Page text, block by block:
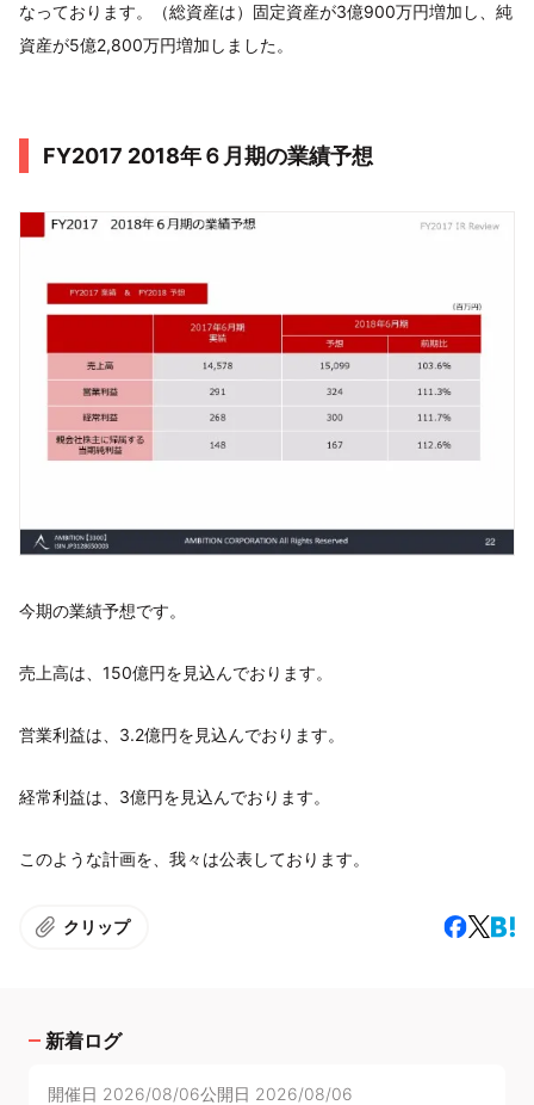
なっております。（総資産は）固定資産が3億900万円増加し、純
資産が5億2,800万円増加しました。
FY2017 2018年６月期の業績予想
今期の業績予想です。
売上高は、150億円を見込んでおります。
営業利益は、3.2億円を見込んでおります。
経常利益は、3億円を見込んでおります。
このような計画を、我々は公表しております。
クリップ
新着ログ
開催日 2026/08/06公開日 2026/08/06